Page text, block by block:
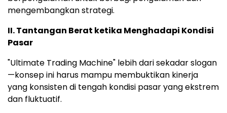
mengembangkan strategi.
II. Tantangan Berat ketika Menghadapi Kondisi
Pasar
"Ultimate Trading Machine" lebih dari sekadar slogan
—konsep ini harus mampu membuktikan kinerja
yang konsisten di tengah kondisi pasar yang ekstrem
dan fluktuatif.